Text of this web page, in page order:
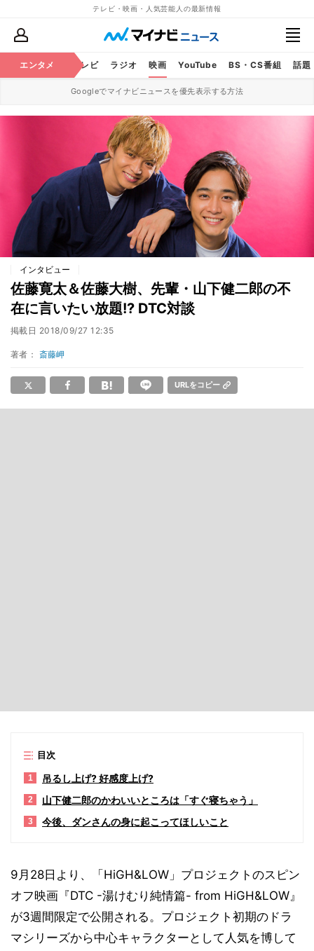
テレビ・映画・人気芸能人の最新情報
エンタメ
芸能 テレビ ラジオ 映画 YouTube BS・CS番組 話題
Googleでマイナビニュースを優先表示する方法
インタビュー
佐藤寛太＆佐藤大樹、先輩・山下健二郎の不
在に言いたい放題!? DTC対談
掲載日 2018/09/27 12:35
著者： 斎藤岬
URLをコピー
目次
1 吊るし上げ? 好感度上げ?
2 山下健二郎のかわいいところは「すぐ寝ちゃう」
3 今後、ダンさんの身に起こってほしいこと
9月28日より、「HiGH&LOW」プロジェクトのスピン
オフ映画『DTC -湯けむり純情篇- from HiGH&LOW』
が3週間限定で公開される。プロジェクト初期のドラ
マシリーズから中心キャラクターとして人気を博して